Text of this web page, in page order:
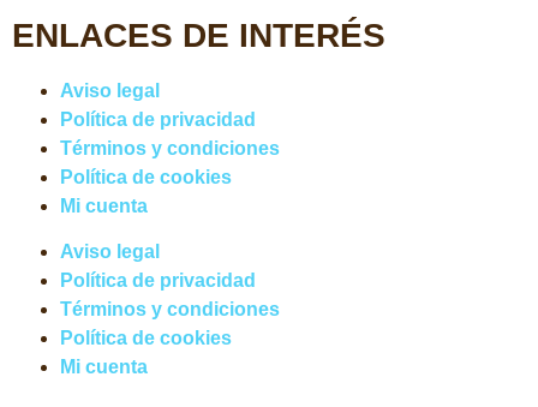
ENLACES DE INTERÉS
Aviso legal
Política de privacidad
Términos y condiciones
Política de cookies
Mi cuenta
Aviso legal
Política de privacidad
Términos y condiciones
Política de cookies
Mi cuenta